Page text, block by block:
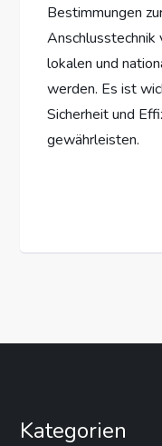
Bestimmungen
Anschlusstechnik
lokalen und
werden. Es ist
Sicherheit und
gewährleisten.
Kategorien